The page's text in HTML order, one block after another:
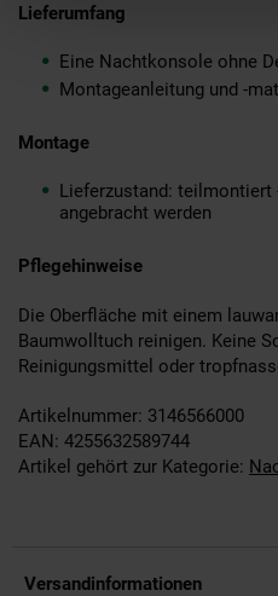
Lieferumfang
Eine Nachtkonsole ohne
Montageanleitung und -
Montage
Lieferzustand: teilmontiert
angebracht werden
Pflegehinweise
Die Oberfläche mit einem
Baumwolltuch reinigen. Keine
Reinigungsmittel oder
Artikelnummer: 3146566000
EAN: 4255632589744
Artikel gehört zur Kategorie:
Versandinformationen